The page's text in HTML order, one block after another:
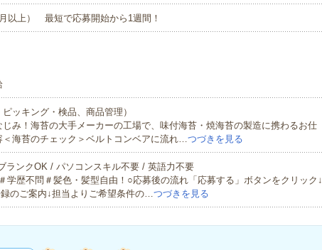
以上） 最短で応募開始から1週間！
ッキング・検品、商品管理）
じみ！海苔の大手メーカーの工場で、味付海苔・焼海苔の製造に携わるお仕
＜海苔のチェック＞ベルトコンベアに流れ…つづきを見る
ランクOK / パソコンスキル不要 / 英語力不要
学歴不問＃髪色・髪型自由！○応募後の流れ「応募する」ボタンをクリック↓
のご案内↓担当よりご希望条件の…つづきを見る